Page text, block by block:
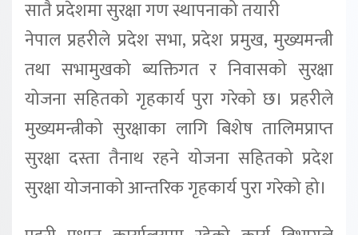
सातै प्रदेशमा सुरक्षा गण स्थापनाको तयारी
नेपाल प्रहरीले प्रदेश सभा, प्रदेश प्रमुख, मुख्यमन्त्री
तथा सभामुखको ब्यक्तिगत र निवासको सुरक्षा
योजना सहितको गृहकार्य पुरा गरेको छ। प्रहरीले
मुख्यमन्त्रीको सुरक्षाका लागि बिशेष तालिमप्राप्त
सुरक्षा दस्ता तैनाथ रहने योजना सहितको प्रदेश
सुरक्षा योजनाको आन्तरिक गृहकार्य पुरा गरेको हो।